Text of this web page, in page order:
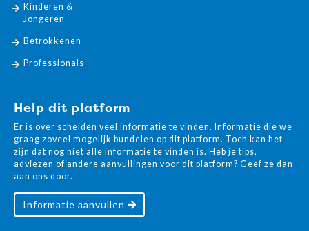
Kinderen &
Jongeren
Betrokkenen
Professionals
Help dit platform
Er is over scheiden veel informatie te vinden. Informatie die we
graag zoveel mogelijk bundelen op dit platform. Toch kan het
zijn dat nog niet alle informatie te vinden is. Heb je tips,
adviezen of andere aanvullingen voor dit platform? Geef ze dan
aan ons door.
Informatie aanvullen